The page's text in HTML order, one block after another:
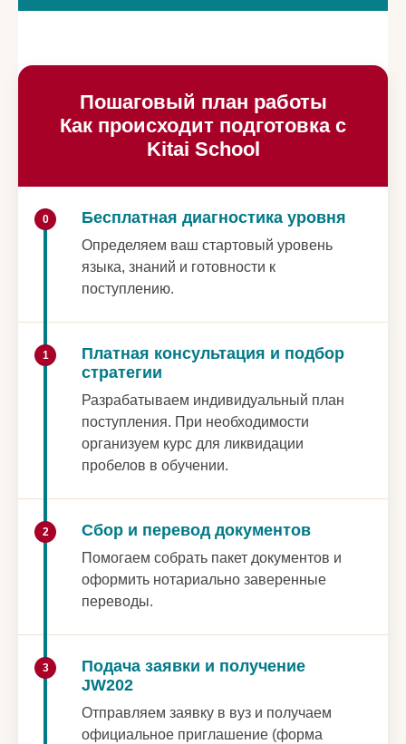
Пошаговый план работы
Как происходит подготовка с
Kitai School
0 Бесплатная диагностика уровня
Определяем ваш стартовый уровень
языка, знаний и готовности к
поступлению.
1
Платная консультация и подбор
стратегии
Разрабатываем индивидуальный план
поступления. При необходимости
организуем курс для ликвидации
пробелов в обучении.
2 Сбор и перевод документов
Помогаем собрать пакет документов и
оформить нотариально заверенные
переводы.
3
Подача заявки и получение
JW202
Отправляем заявку в вуз и получаем
официальное приглашение (форма